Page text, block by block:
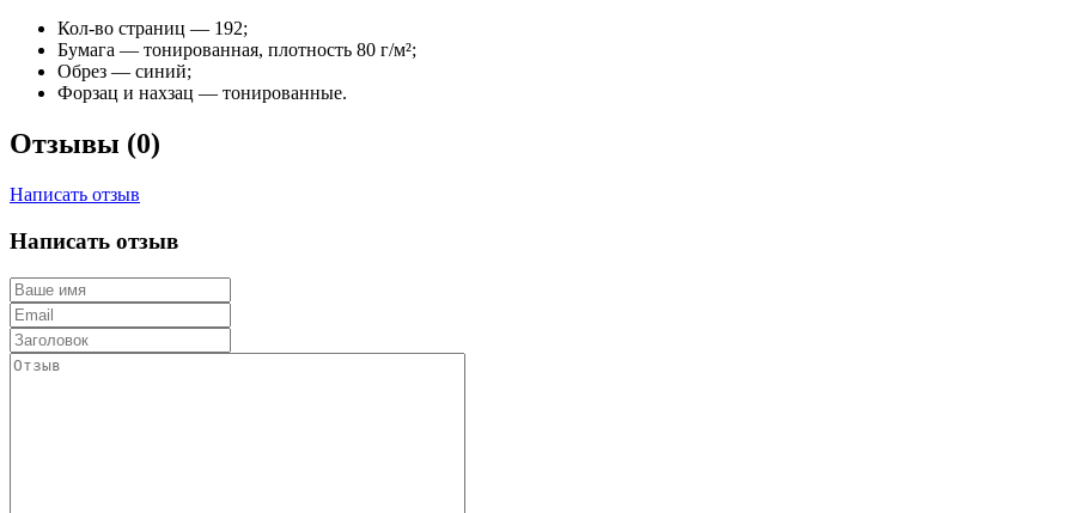
Кол-во страниц — 192;
Бумага — тонированная, плотность 80 г/м²;
Обрез — синий;
Форзац и нахзац — тонированные.
Отзывы (0)
Написать отзыв
Написать отзыв